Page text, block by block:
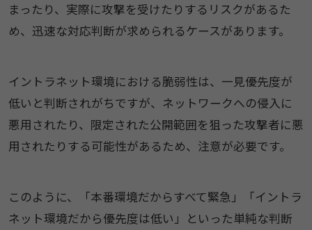
まったり、実際に攻撃を受けたりするリスクがあるた
め、迅速な対応判断が求められるケースがあります。
イントラネット環境における脆弱性は、一見優先度が
低いと判断されがちですが、ネットワークへの侵入に
悪用されたり、限定された公開範囲を狙った攻撃者に悪
用されたりする可能性があるため、注意が必要です。
このように、「本番環境だからすべて緊急」「イントラ
ネット環境だから優先度は低い」といった単純な判断